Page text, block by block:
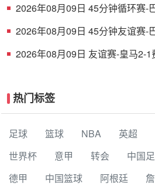
2026年08月09日 45分钟循环赛-
2026年08月09日 45分钟友谊赛-
2026年08月09日 友谊赛-皇马2-
热门标签
足球 篮球 NBA 英超
世界杯
意甲 转会 中国
德甲
中国篮球 阿根廷